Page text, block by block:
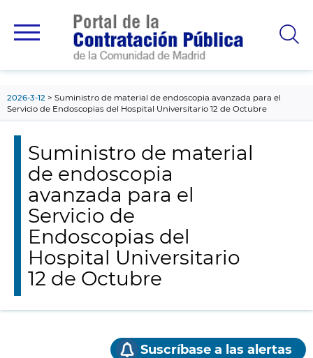
principal
2026-3-12
Suministro de material de endoscopia avanzada para el
Servicio de Endoscopias del Hospital Universitario 12 de Octubre
Suministro de material
de endoscopia
avanzada para el
Servicio de
Endoscopias del
Hospital Universitario
12 de Octubre
Suscríbase a las alertas